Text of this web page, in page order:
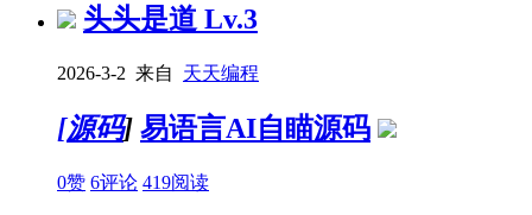
头头是道 Lv.3
2026-3-2 来自 天天编程
[源码] 易语言AI自瞄源码
0赞 6评论 419阅读